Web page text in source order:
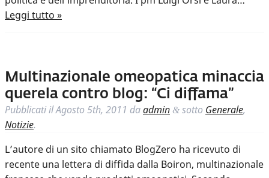
Leggi tutto »
Multinazionale omeopatica minaccia
querela contro blog: “Ci diffama”
Pubblicati ilAgosto 5th, 2011 daadmin & sotto Generale,
Notizie.
L’autore di un sito chiamato BlogZero ha ricevuto di
recente una lettera di diffida dalla Boiron, multinazionale